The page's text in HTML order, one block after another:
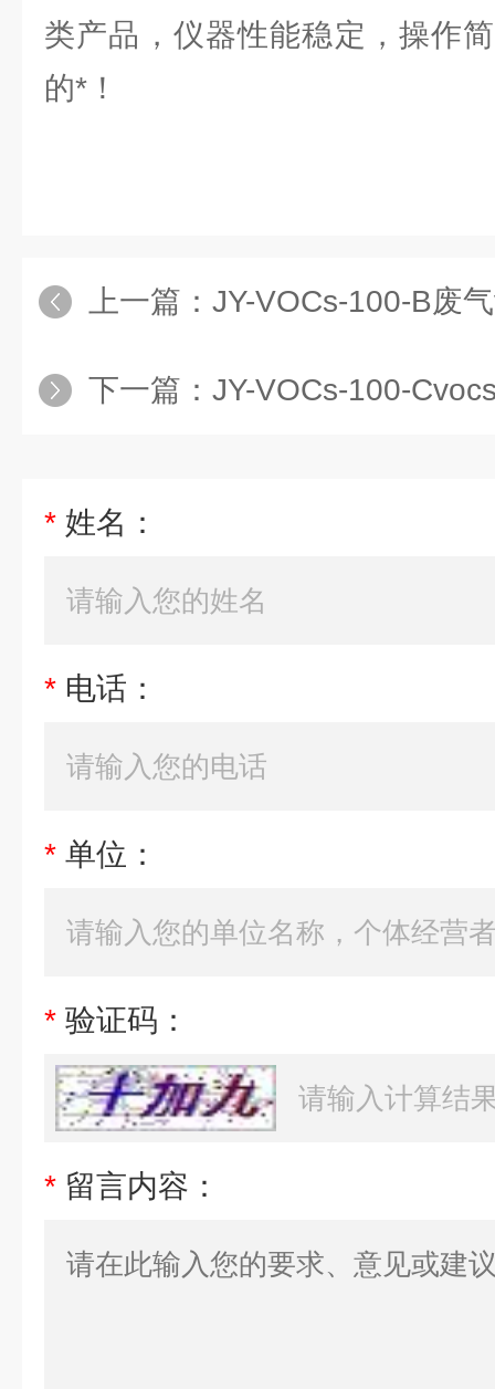
类产品，仪器性能稳定，操作
的*！
上一篇： JY-VOCs-100-B废气
下一篇： JY-VOCs-100-
* 姓名：
* 电话：
* 单位：
* 验证码：
* 留言内容：